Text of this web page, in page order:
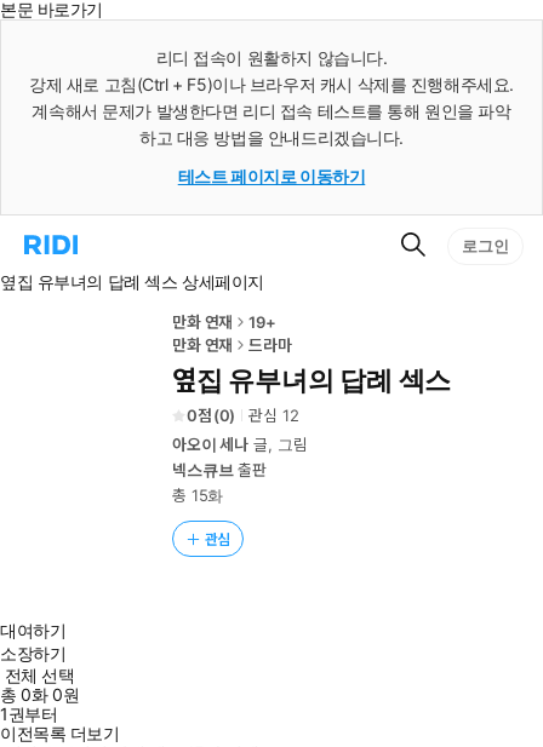
본문 바로가기
리디 접속이 원활하지 않습니다.
강제 새로 고침(Ctrl + F5)이나 브라우저 캐시 삭제를 진행해주세요.
계속해서 문제가 발생한다면 리디 접속 테스트를 통해 원인을 파악
하고 대응 방법을 안내드리겠습니다.
테스트 페이지로 이동하기
리
홈
검
로그인
옆집 유부녀의 답례 섹스 상세페이지
만화 연재
19+
만화 연재
드라마
옆집 유부녀의 답례 섹스
0 (0) 관심 12
아오이 세나 글, 그림
넥스큐브 출판
총 15화
관심
대여하기
소장하기
전체 선택
총0화0원
1권부터
이전목록 더보기